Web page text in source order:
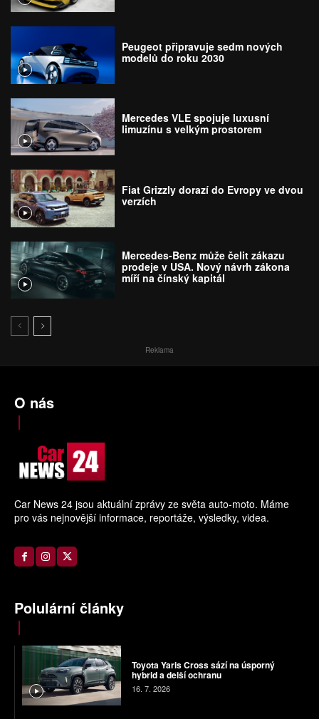
Peugeot připravuje sedm nových
modelů do roku 2030
Mercedes VLE spojuje luxusní
limuzínu s velkým prostorem
Fiat Grizzly dorazí do Evropy ve dvou
verzích
Mercedes-Benz může čelit zákazu
prodeje v USA. Nový návrh zákona
míří na čínský kapitál
Reklama
O nás
Car News 24 jsou aktuální zprávy ze světa auto-moto. Máme
pro vás nejnovější informace, reportáže, výsledky, videa.
Polulární články
Toyota Yaris Cross sází na úsporný
hybrid a delší ochranu
16. 7. 2026